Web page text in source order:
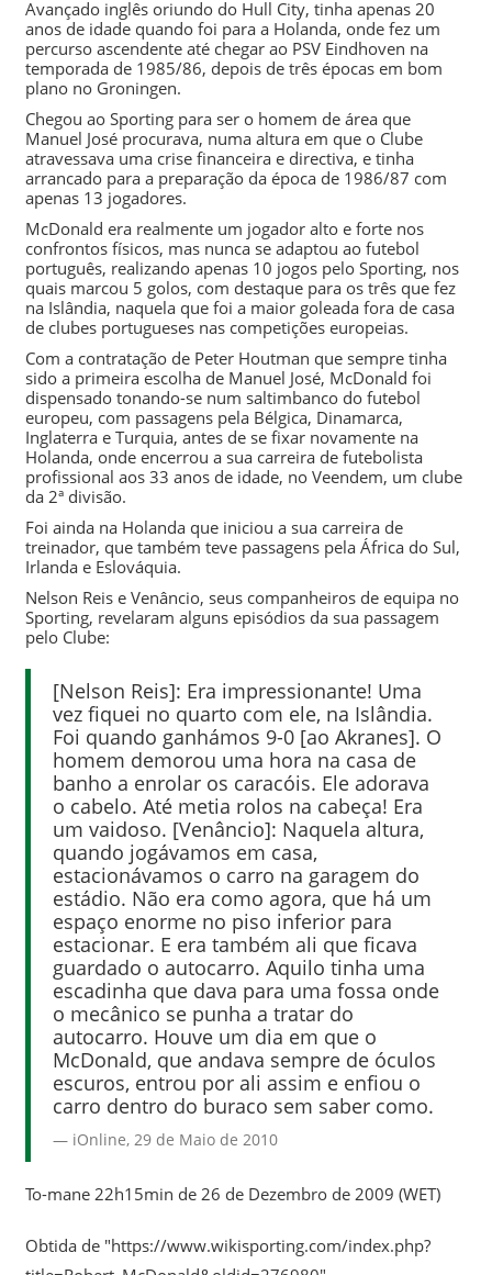
Avançado inglês oriundo do Hull City, tinha apenas 20
anos de idade quando foi para a Holanda, onde fez um
percurso ascendente até chegar ao PSV Eindhoven na
temporada de 1985/86, depois de três épocas em bom
plano no Groningen.
Chegou ao Sporting para ser o homem de área que
Manuel Joséprocurava, numa altura em que o Clube
atravessava uma crise financeira e directiva, e tinha
arrancado para a preparação da época de 1986/87 com
apenas 13 jogadores.
McDonald era realmente um jogador alto e forte nos
confrontos físicos, mas nunca se adaptou ao futebol
português, realizando apenas 10 jogos pelo Sporting, nos
quais marcou 5 golos, com destaque para os três que fez
na Islândia, naquela que foi a maior goleada fora de casa
de clubes portugueses nas competições europeias.
Com a contratação de Peter Houtman que sempre tinha
sido a primeira escolha de Manuel José, McDonald foi
dispensado tonando-se num saltimbanco do futebol
europeu, com passagens pela Bélgica, Dinamarca,
Inglaterra e Turquia, antes de se fixar novamente na
Holanda, onde encerrou a sua carreira de futebolista
profissional aos 33 anos de idade, no Veendem, um clube
da 2ª divisão.
Foi ainda na Holanda que iniciou a sua carreira de
treinador, que também teve passagens pela África do Sul,
Irlanda e Eslováquia.
Nelson Reise Venâncio, seus companheiros de equipa no
Sporting, revelaram alguns episódios da sua passagem
pelo Clube:
[Nelson Reis]: Era impressionante! Uma
vez fiquei no quarto com ele, na Islândia.
Foi quando ganhámos 9-0 [ao Akranes]. O
homem demorou uma hora na casa de
banho a enrolar os caracóis. Ele adorava
o cabelo. Até metia rolos na cabeça! Era
um vaidoso. [Venâncio]: Naquela altura,
quando jogávamos em casa,
estacionávamos o carro na garagem do
estádio. Não era como agora, que há um
espaço enorme no piso inferior para
estacionar. E era também ali que ficava
guardado o autocarro. Aquilo tinha uma
escadinha que dava para uma fossa onde
o mecânico se punha a tratar do
autocarro. Houve um dia em que o
McDonald, que andava sempre de óculos
escuros, entrou por ali assim e enfiou o
carro dentro do buraco sem saber como.
iOnline, 29 de Maio de 2010
To-mane22h15min de 26 de Dezembro de 2009 (WET)
Obtida de "https://www.wikisporting.com/index.php?